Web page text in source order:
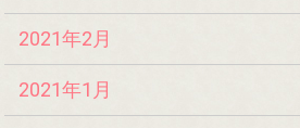
2021年2月
2021年1月